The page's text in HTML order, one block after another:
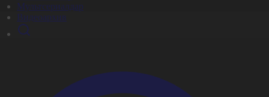
Мультсериалдар
Видеоархив